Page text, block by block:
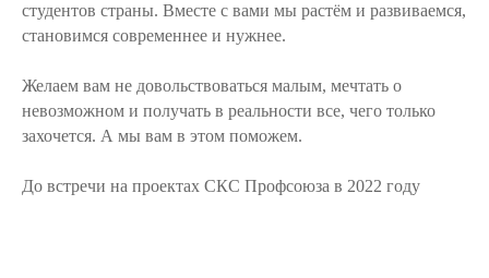
студентов страны. Вместе с вами мы растём и развиваемся,
становимся современнее и нужнее.
Желаем вам не довольствоваться малым, мечтать о
невозможном и получать в реальности все, чего только
захочется. А мы вам в этом поможем.
До встречи на проектах СКС Профсоюза в 2022 году